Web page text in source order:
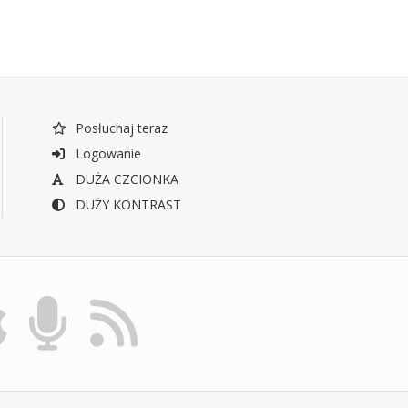
Posłuchaj teraz
Logowanie
DUŻA CZCIONKA
DUŻY KONTRAST